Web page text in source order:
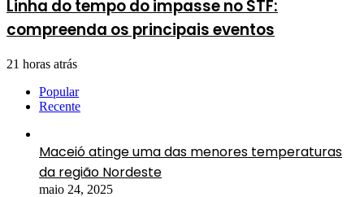
Linha do tempo do impasse no STF:
compreenda os principais eventos
21 horas atrás
Popular
Recente
Maceió atinge uma das menores temperaturas
da região Nordeste
maio 24, 2025